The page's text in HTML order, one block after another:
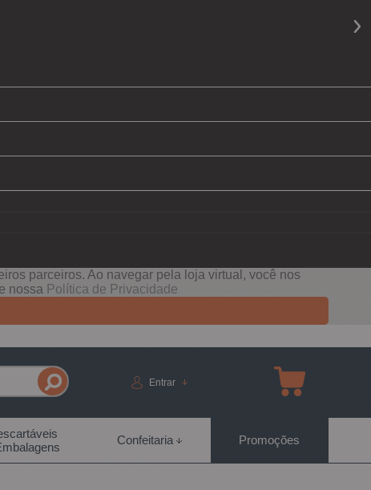
parceiros. Ao navegar pela loja virtual, você nos
nossaPolítica de Privacidade
Entrar
Confeitaria Promoções